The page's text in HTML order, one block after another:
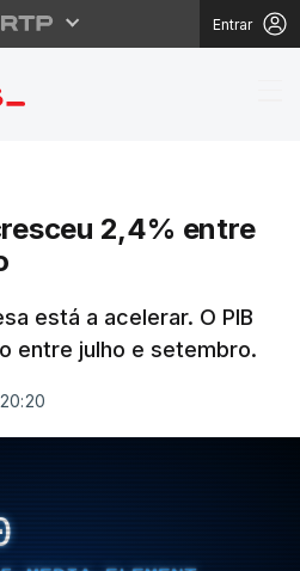
Entrar
2,4% entre
está a acelerar. O PIB
entre julho e setembro.